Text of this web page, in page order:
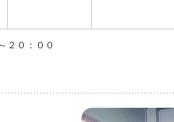
０：００